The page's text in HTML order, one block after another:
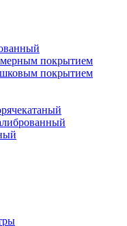
покрытием
покрытием